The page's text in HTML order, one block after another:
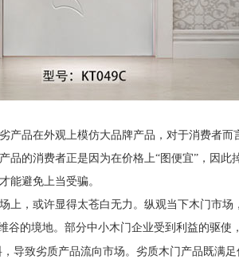
产品在外观上模仿大品牌产品，对于消费者
品的消费者正是因为在价格上“图便宜”，因此
能避免上当受骗。
上，或许显得太苍白无力。纵观当下木门市
谷的境地。部分中小木门企业受到利益的驱使
导致劣质产品流向市场。劣质木门产品既满